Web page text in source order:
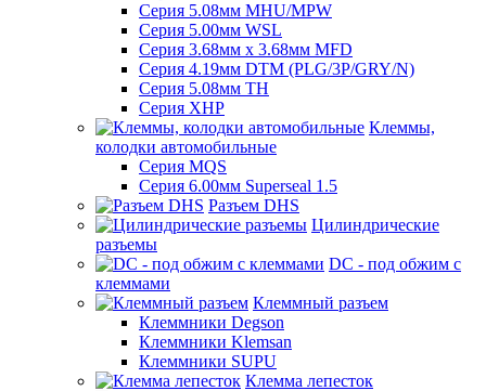
Серия 5.08мм MHU/MPW
Серия 5.00мм WSL
Серия 3.68мм х 3.68мм MFD
Серия 4.19мм DTM (PLG/3P/GRY/N)
Серия 5.08мм TH
Серия XHP
Клеммы,
колодки автомобильные
Серия MQS
Серия 6.00мм Superseal 1.5
Разъем DHS
Цилиндрические
разъемы
DC - под обжим с
клеммами
Клеммный разъем
Клеммники Degson
Клеммники Klemsan
Клеммники SUPU
Клемма лепесток